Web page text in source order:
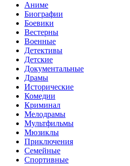
Аниме
Биографии
Боевики
Вестерны
Военные
Детективы
Детские
Документальные
Драмы
Исторические
Комедии
Криминал
Мелодрамы
Мультфильмы
Мюзиклы
Приключения
Семейные
Спортивные